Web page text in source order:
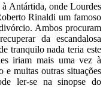
à Antártida, onde Lourdes
Rinaldi um famoso
Ambos procuram
da escandalosa
tranquilo nada teria este
iriam mais uma vez à
e muitas outras situações
ler-se na sinopse do